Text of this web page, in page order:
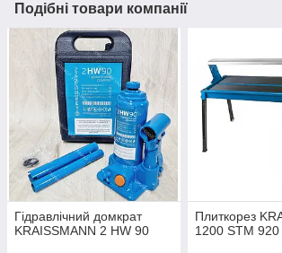
Подібні товари компанії
Гідравлічний домкрат
KRAISSMANN 2 HW 90
Плиткорез
1200 STM 920